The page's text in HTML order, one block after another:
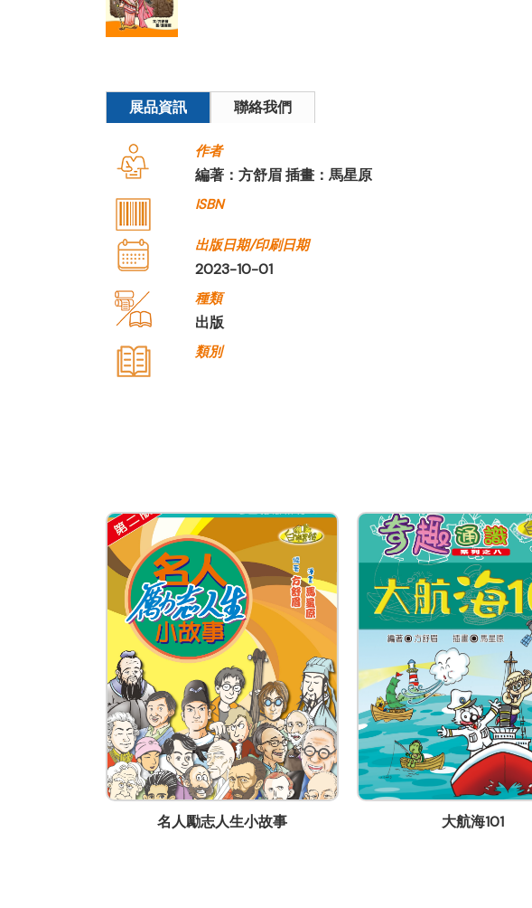
展品資訊 聯絡我們
作者
編著：方舒眉 插畫：馬星原
ISBN
出版日期/印刷日期
2023-10-01
種類
出版
類別
聯絡
公司商務/版權聯絡人姓名
袁周潮
職位
創意總監
電郵
centuryculture@yahoo.com.hk
電話
(852) 92177389
傳真
(852) 65659722
通訊地址
名人勵志人生小故事 大航海101